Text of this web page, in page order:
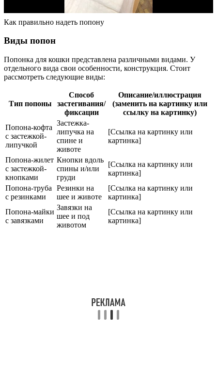
Как правильно надеть попону
Виды попон
Попонка для кошки представлена различными видами. У
отдельного вида свои особенности, конструкция. Стоит
рассмотреть следующие виды:
Тип попоны
Способ
застегивания/
фиксации
Описание/иллюстрация
(заменить на картинку или
ссылку на картинку)
Попона-кофта
с застежкой-
липучкой
Застежка-
липучка на
спине и
животе
[Ссылка на картинку или
картинка]
Попона-жилет
с застежкой-
кнопками
Кнопки вдоль
спины и/или
груди
[Ссылка на картинку или
картинка]
Попона-труба
с резинками
Резинки на
шее и животе
[Ссылка на картинку или
картинка]
Попона-майки
с завязками
Завязки на
шее и под
животом
[Ссылка на картинку или
картинка]